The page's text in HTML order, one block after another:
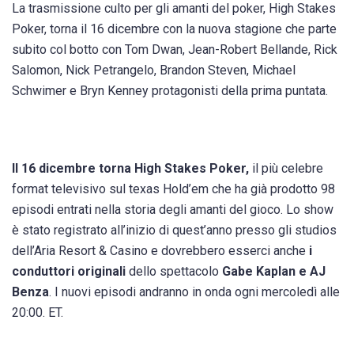
La trasmissione culto per gli amanti del poker, High Stakes
Poker, torna il 16 dicembre con la nuova stagione che parte
subito col botto con Tom Dwan, Jean-Robert Bellande, Rick
Salomon, Nick Petrangelo, Brandon Steven, Michael
Schwimer e Bryn Kenney protagonisti della prima puntata.
Il 16 dicembre torna High Stakes Poker, il più celebre
format televisivo sul texas Hold’em che ha già prodotto 98
episodi entrati nella storia degli amanti del gioco. Lo show
è stato registrato all’inizio di quest’anno presso gli studios
dell’Aria Resort & Casino e dovrebbero esserci anche i
conduttori originali dello spettacolo Gabe Kaplan e AJ
Benza. I nuovi episodi andranno in onda ogni mercoledì alle
20:00. ET.